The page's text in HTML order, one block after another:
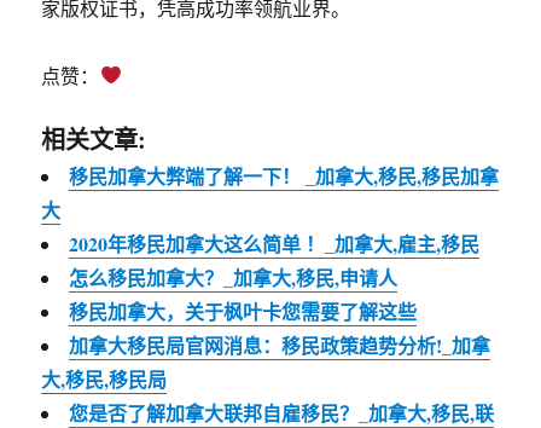
家版权证书，凭高成功率领航业界。
点赞：
相关文章:
移民加拿大弊端了解一下！ _加拿大,移民,移民加拿
大
2020年移民加拿大这么简单 ！_加拿大,雇主,移民
怎么移民加拿大？_加拿大,移民,申请人
移民加拿大，关于枫叶卡您需要了解这些
加拿大移民局官网消息：移民政策趋势分析!_加拿
大,移民,移民局
您是否了解加拿大联邦自雇移民？_加拿大,移民,联